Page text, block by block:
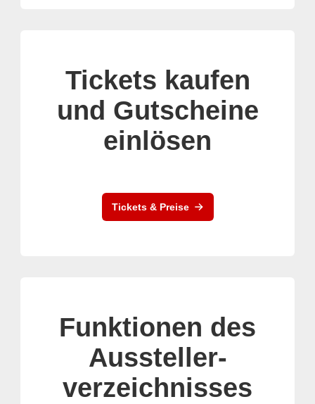
Tickets kaufen
und Gutscheine
einlösen
Tickets & Preise
Funktionen des
Aussteller-
verzeichnisses